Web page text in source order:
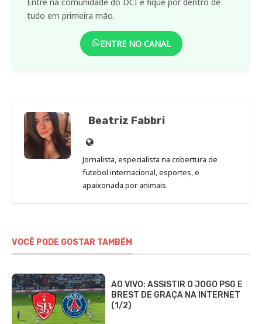
tudo em primeira mão.
ENTRE NO CANAL
Beatriz Fabbri
Site
de
Beatriz
Fabbri
Jornalista, especialista na cobertura de
futebol internacional, esportes, e
apaixonada por animais.
VOCÊ PODE GOSTAR TAMBÉM
AO VIVO: ASSISTIR O JOGO PSG E
BREST DE GRAÇA NA INTERNET
(1/2)